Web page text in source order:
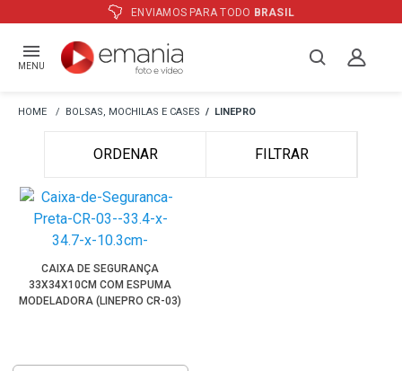
ENVIAMOS PARA TODO BRASIL
MENU
BOLSAS, MOCHILAS E CASES LINEPRO
ORDENAR FILTRAR
CAIXA DE SEGURANÇA
33X34X10CM COM ESPUMA
MODELADORA (LINEPRO CR-03)